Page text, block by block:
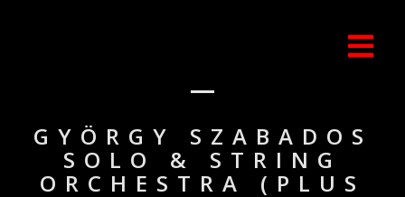
GYÖRGY SZABADOS
SOLO & STRING
ORCHESTRA (PLUS